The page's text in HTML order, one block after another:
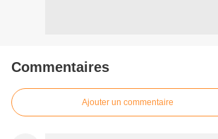
Commentaires
Ajouter un commentaire